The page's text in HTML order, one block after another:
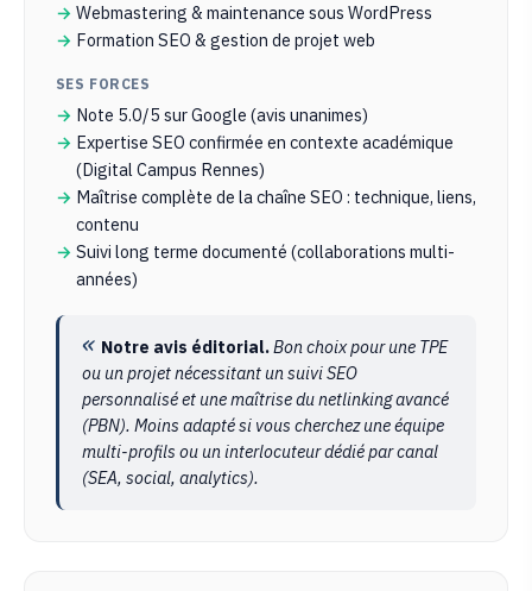
Webmastering & maintenance sous WordPress
Formation SEO & gestion de projet web
SES FORCES
Note 5.0/5 sur Google (avis unanimes)
Expertise SEO confirmée en contexte académique
(Digital Campus Rennes)
Maîtrise complète de la chaîne SEO : technique, liens,
contenu
Suivi long terme documenté (collaborations multi-
années)
Notre avis éditorial.Bon choix pour une TPE
ou un projet nécessitant un suivi SEO
personnalisé et une maîtrise du netlinking avancé
(PBN). Moins adapté si vous cherchez une équipe
multi-profils ou un interlocuteur dédié par canal
(SEA, social, analytics).